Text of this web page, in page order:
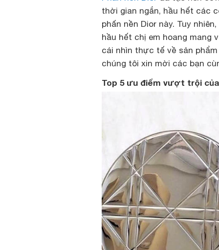
thời gian ngắn, hầu hết các
phấn nền Dior này. Tuy
hầu hết chị em hoang mang
cái nhìn thực tế về sản
chúng tôi xin mời các bạn
Top 5 ưu điểm vượt trội